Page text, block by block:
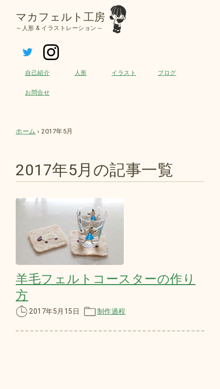
マカフェルト工房
～人形 & イラストレーション～
ツイッター
自己紹介 人形 イラスト ブログ
お問合せ
ホーム › 2017年5月
2017年5月の記事一覧
羊毛フェルトコースターの作り
方
2017年5月15日 制作過程